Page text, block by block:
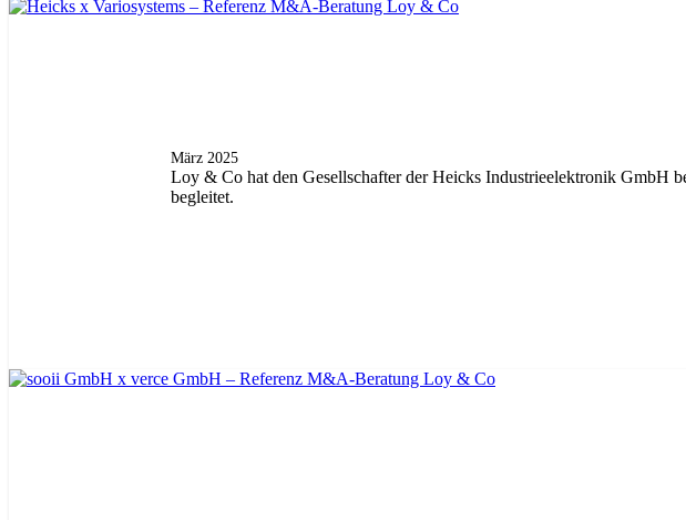
März 2025
Loy & Co hat den Gesellschafter der Heicks Industrieelektronik GmbH
begleitet.